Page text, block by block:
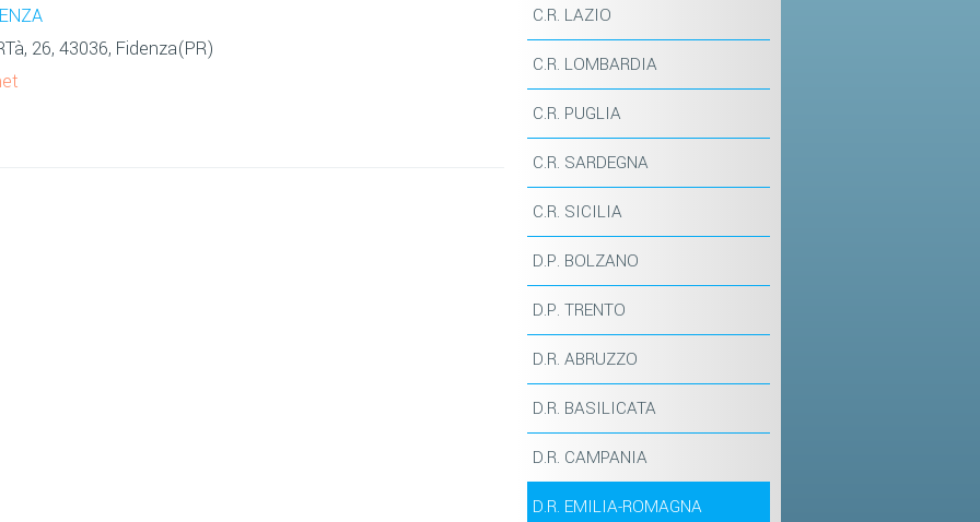
26, 43036, Fidenza(PR)
C.R. LAZIO
C.R. LOMBARDIA
C.R. PUGLIA
C.R. SARDEGNA
C.R. SICILIA
D.P. BOLZANO
D.P. TRENTO
D.R. ABRUZZO
D.R. BASILICATA
D.R. CAMPANIA
D.R. EMILIA-ROMAGNA